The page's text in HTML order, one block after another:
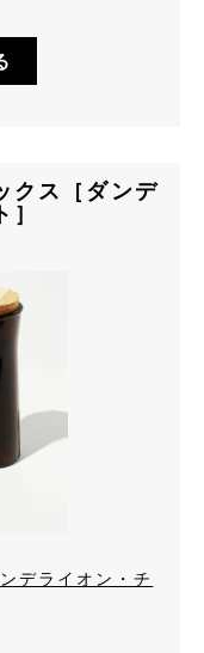
クス［ダンデ
デライオン・チ